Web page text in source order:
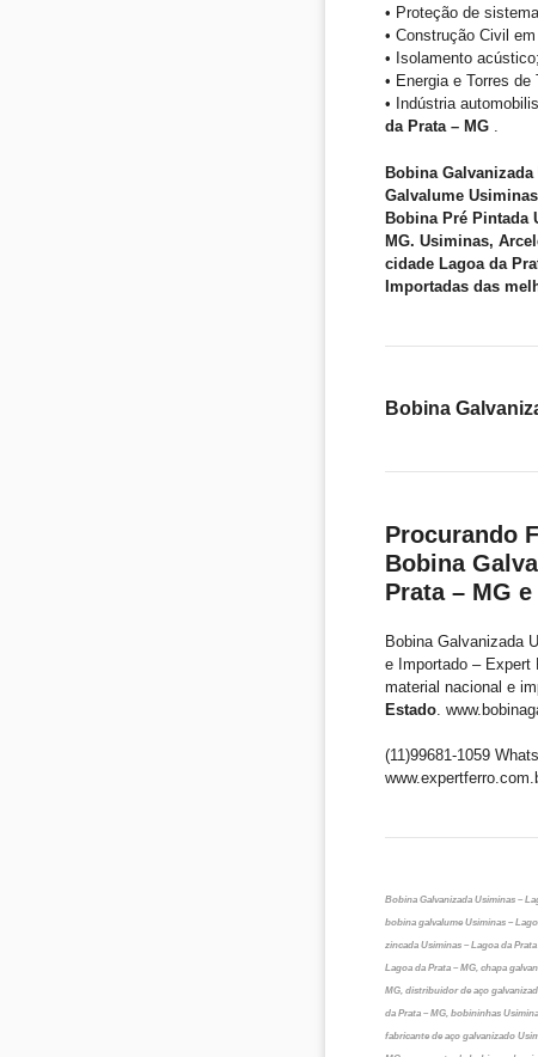
• Proteção de
• Construção Civil
• Isolamento acústico;
• Energia e Torres de
• Indústria
da Prata – MG .
Bobina
Galvalume
Bobina Pré Pintada
MG. Usiminas,
cidade Lagoa da
Importadas das
Bobina
Procurando
Bobina
Prata – MG
Bobina Galvanizada
e Importado – Expert
material nacional e
Estado .
(11)99681-1059
Bobina Galvanizada Usiminas –
bobina galvalume Usiminas –
zincada Usiminas – Lagoa da
Lagoa da Prata – MG, chapa
MG, distribuidor de aço
da Prata – MG, bobininhas
fabricante de aço galvanizado